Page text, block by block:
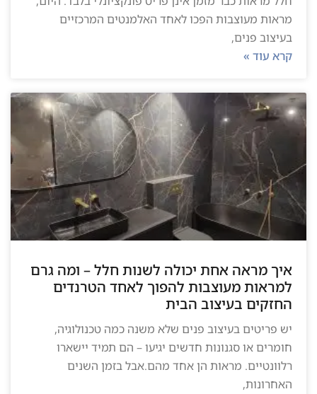
מראות מעוצבות הפכו לאחד האלמנטים המרכזיים
בעיצוב פנים,
קרא עוד »
איך מראה אחת יכולה לשנות חלל – ומה גרם
למראות מעוצבות להפוך לאחד הטרנדים
החזקים בעיצוב הבית
יש פריטים בעיצוב פנים שלא משנה כמה טכנולוגיה,
חומרים או סגנונות חדשים יגיעו – הם תמיד יישארו
רלוונטיים. מראות הן אחד מהם.אבל בזמן השנים
האחרונות,